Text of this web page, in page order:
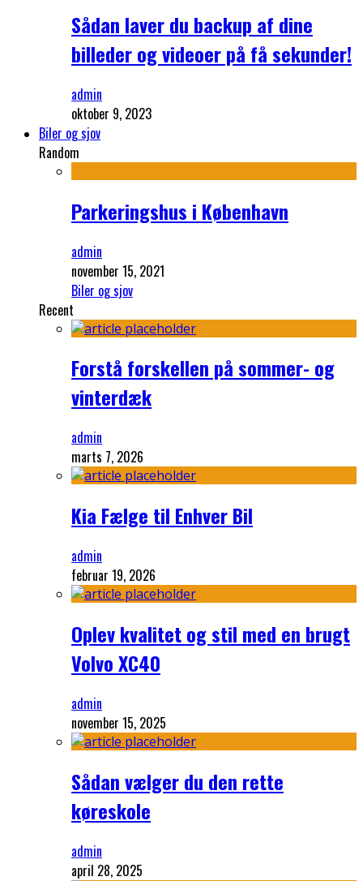
Sådan laver du backup af dine
billeder og videoer på få sekunder!
admin
oktober 9, 2023
Biler og sjov
Random
Parkeringshus i København
admin
november 15, 2021
Biler og sjov
Recent
Forstå forskellen på sommer- og
vinterdæk
admin
marts 7, 2026
Kia Fælge til Enhver Bil
admin
februar 19, 2026
Oplev kvalitet og stil med en brugt
Volvo XC40
admin
november 15, 2025
Sådan vælger du den rette
køreskole
admin
april 28, 2025